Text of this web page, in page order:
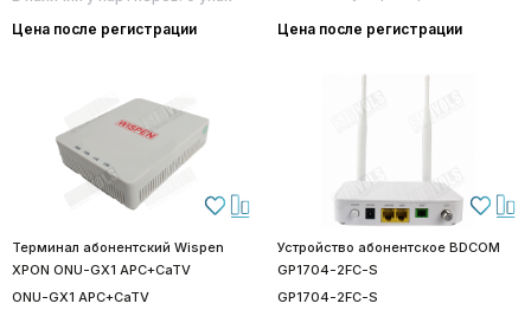
Цена после регистрации
Цена после регистрации
Терминал абонентский Wispen
XPON ONU-GX1 APC+CaTV
ONU-GX1 APC+CaTV
Устройство абонентское BDCOM
GP1704-2FC-S
GP1704-2FC-S